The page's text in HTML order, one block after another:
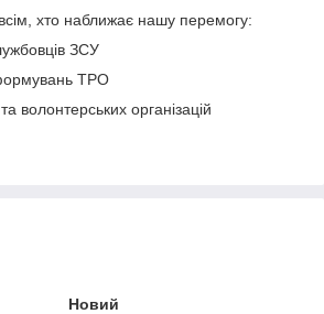
хто наближає нашу перемогу:
ЗСУ
ТРО
волонтерських організацій
Новий